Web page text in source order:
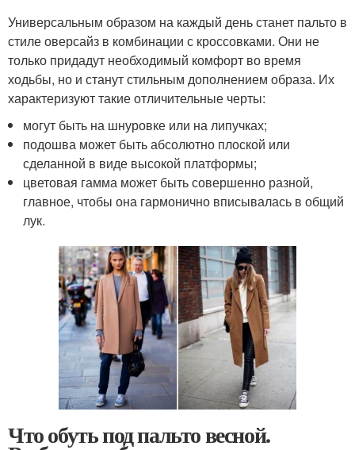
Универсальным образом на каждый день станет пальто в
стиле оверсайз в комбинации с кроссовками. Они не
только придадут необходимый комфорт во время
ходьбы, но и станут стильным дополнением образа. Их
характеризуют такие отличительные черты:
могут быть на шнуровке или на липучках;
подошва может быть абсолютно плоской или
сделанной в виде высокой платформы;
цветовая гамма может быть совершенно разной,
главное, чтобы она гармонично вписывалась в общий
лук.
Что обуть под пальто весной.